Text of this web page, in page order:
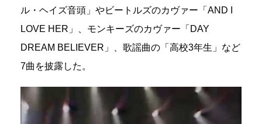
ル・ヘイズ音頭」やビートルズのカヴァー「AND I
LOVE HER」、モンキーズのカヴァー「DAY
DREAM BELIEVER」、歌謡曲の「高校3年生」など
7曲を披露した。